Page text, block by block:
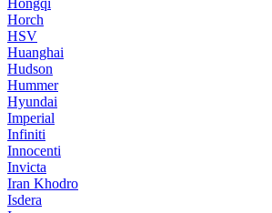
Horch
HSV
Huanghai
Hudson
Hummer
Hyundai
Imperial
Infiniti
Innocenti
Invicta
Iran Khodro
Isdera